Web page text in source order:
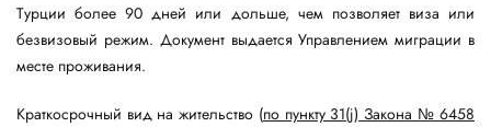
Турции более 90 дней или дольше, чем позволяет виза или
безвизовый режим. Документ выдается Управлением миграции в
месте проживания.
Краткосрочный вид на жительство (по пункту 31(j) Закона № 6458